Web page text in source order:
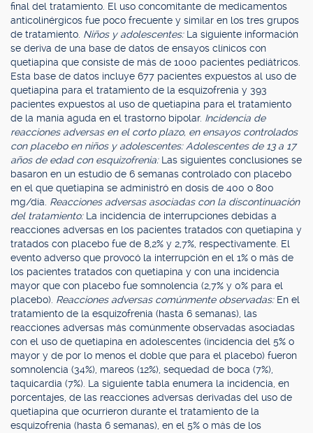
final del tratamiento. El uso concomitante de medicamentos
anticolinérgicos fue poco frecuente y similar en los tres grupos
de tratamiento. Niños y adolescentes: La siguiente información
se deriva de una base de datos de ensayos clínicos con
quetiapina que consiste de más de 1000 pacientes pediátricos.
Esta base de datos incluye 677 pacientes expuestos al uso de
quetiapina para el tratamiento de la esquizofrenia y 393
pacientes expuestos al uso de quetiapina para el tratamiento
de la manía aguda en el trastorno bipolar. Incidencia de
reacciones adversas en el corto plazo, en ensayos controlados
con placebo en niños y adolescentes: Adolescentes de 13 a 17
años de edad con esquizofrenia: Las siguientes conclusiones se
basaron en un estudio de 6 semanas controlado con placebo
en el que quetiapina se administró en dosis de 400 o 800
mg/día. Reacciones adversas asociadas con la discontinuación
del tratamiento: La incidencia de interrupciones debidas a
reacciones adversas en los pacientes tratados con quetiapina y
tratados con placebo fue de 8,2% y 2,7%, respectivamente. El
evento adverso que provocó la interrupción en el 1% o más de
los pacientes tratados con quetiapina y con una incidencia
mayor que con placebo fue somnolencia (2,7% y 0% para el
placebo). Reacciones adversas comúnmente observadas: En el
tratamiento de la esquizofrenia (hasta 6 semanas), las
reacciones adversas más comúnmente observadas asociadas
con el uso de quetiapina en adolescentes (incidencia del 5% o
mayor y de por lo menos el doble que para el placebo) fueron
somnolencia (34%), mareos (12%), sequedad de boca (7%),
taquicardia (7%). La siguiente tabla enumera la incidencia, en
porcentajes, de las reacciones adversas derivadas del uso de
quetiapina que ocurrieron durante el tratamiento de la
esquizofrenia (hasta 6 semanas), en el 5% o más de los